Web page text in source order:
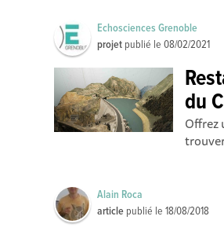
Echosciences Grenoble
projet publié le08/02/2021
du
Offrez
Alain Roca
article publié le18/08/2018